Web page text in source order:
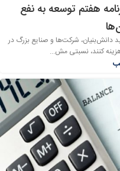
هفتم توسعه به نفع
دانش‌بنیان، شرکت‌ها و صنایع بزرگ در
کنند، نسبتی مش...